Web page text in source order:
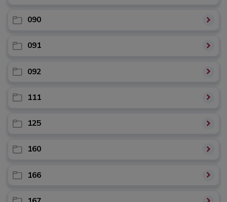
090
091
092
111
125
160
166